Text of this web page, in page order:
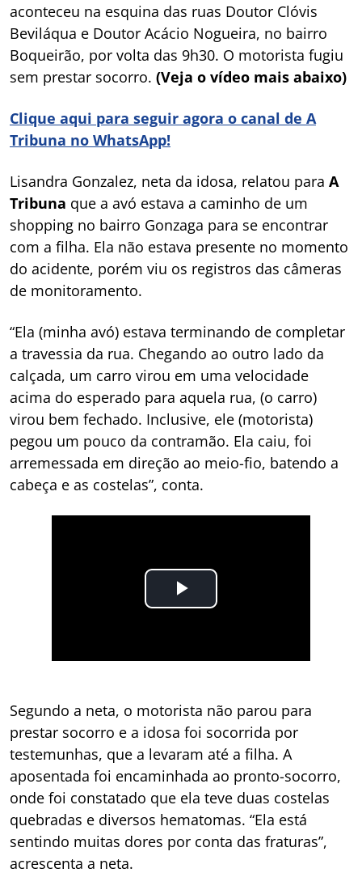
aconteceu na esquina das ruas Doutor Clóvis
Beviláqua e Doutor Acácio Nogueira, no bairro
Boqueirão, por volta das 9h30. O motorista fugiu
sem prestar socorro. (Veja o vídeo mais abaixo)
Clique aqui para seguir agora o canal de A
Tribuna no WhatsApp!
Lisandra Gonzalez, neta da idosa, relatou para A
Tribuna que a avó estava a caminho de um
shopping no bairro Gonzaga para se encontrar
com a filha. Ela não estava presente no momento
do acidente, porém viu os registros das câmeras
de monitoramento.
“Ela (minha avó) estava terminando de completar
a travessia da rua. Chegando ao outro lado da
calçada, um carro virou em uma velocidade
acima do esperado para aquela rua, (o carro)
virou bem fechado. Inclusive, ele (motorista)
pegou um pouco da contramão. Ela caiu, foi
arremessada em direção ao meio-fio, batendo a
cabeça e as costelas”, conta.
Segundo a neta, o motorista não parou para
prestar socorro e a idosa foi socorrida por
testemunhas, que a levaram até a filha. A
aposentada foi encaminhada ao pronto-socorro,
onde foi constatado que ela teve duas costelas
quebradas e diversos hematomas. “Ela está
sentindo muitas dores por conta das fraturas”,
acrescenta a neta.